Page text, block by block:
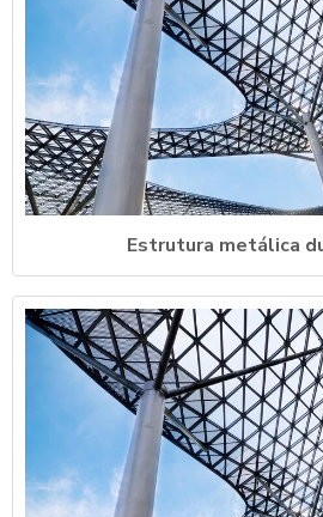
Estrutura metálica